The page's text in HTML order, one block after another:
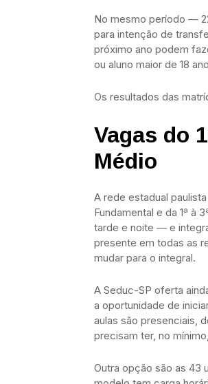
No mesmo período —
para intenção de
próximo ano podem
ou aluno maior de 18
Os resultados das
Vagas do
Médio
A rede estadual
Fundamental e da 1ª à
tarde e noite — e
presente em todas as
mudar para o integral.
A Seduc-SP oferta
a oportunidade de
aulas são presenciais,
precisam ter, no
Outra opção são as 43